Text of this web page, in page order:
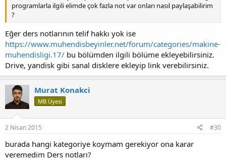
programlarla ilgili elimde çok fazla not var onları nasıl paylaşabilirim
?
Eğer ders notlarının telif hakkı yok ise
https://www.muhendisbeyinler.net/forum/categories/makine-
muhendisligi.17/ bu bölümden ilgili bölüme ekleyebilirsiniz.
Drive, yandisk gibi sanal disklere ekleyip link verebilirsiniz.
Murat Konakci
MB Üyesi
2 Nisan 2015 #30
burada hangi kategoriye koymam gerekiyor ona karar
veremedim Ders notları?